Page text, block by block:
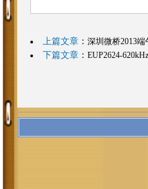
上篇文章： 深圳微桥2013
下篇文章： EUP2624-